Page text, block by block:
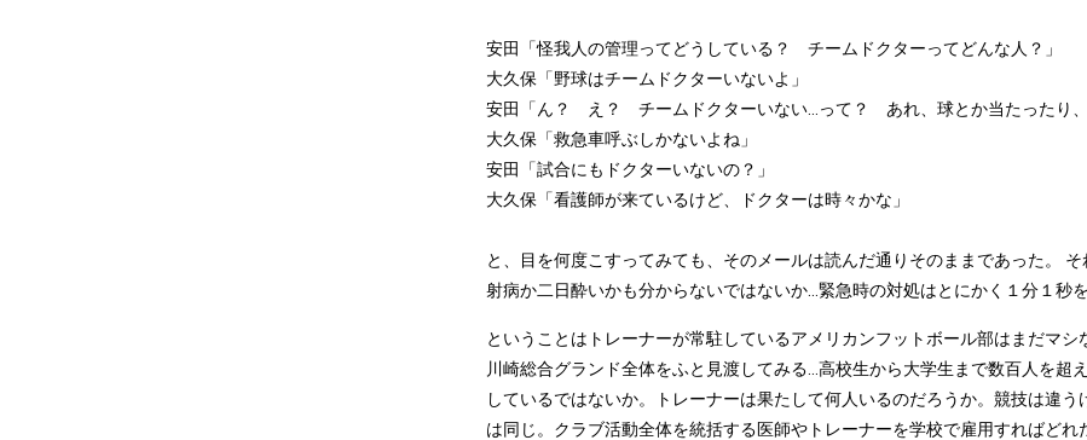
安田「怪我人の管理ってどうしている？ チームドクターってどんな人？」
大久保「野球はチームドクターいないよ」
安田「ん？ え？ チームドクターいない...って？ あれ、球とか当たったり、
大久保「救急車呼ぶしかないよね」
安田「試合にもドクターいないの？」
大久保「看護師が来ているけど、ドクターは時々かな」
と、目を何度こすってみても、そのメールは読んだ通りそのままであった。
射病か二日酔いかも分からないではないか...緊急時の対処はとにかく１分１秒を
ということはトレーナーが常駐しているアメリカンフットボール部はまだマ
川崎総合グランド全体をふと見渡してみる...高校生から大学生まで数百人を超
しているではないか。トレーナーは果たして何人いるのだろうか。競技は違
は同じ。クラブ活動全体を統括する医師やトレーナーを学校で雇用すればどれ